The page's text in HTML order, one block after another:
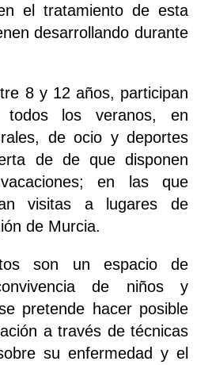
el tratamiento de esta
desarrollando durante
8 y 12 años, participan
todos los veranos, en
de ocio y deportes
de de que disponen
en las que
visitas a lugares de
de Murcia.
son un espacio de
de niños y
pretende hacer posible
a través de técnicas
su enfermedad y el